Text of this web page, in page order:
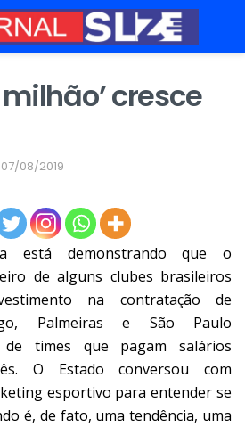
cresce
07/08/2019
está demonstrando que o
de alguns clubes brasileiros
na contratação de
Palmeiras e São Paulo
times que pagam salários
O Estado conversou com
esportivo para entender se
é, de fato, uma tendência, uma